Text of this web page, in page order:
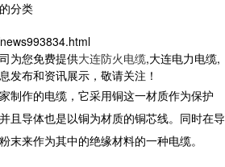
分类
为您免费提供大连防火电缆,大连电力电缆,
发布和资讯展示，敬请关注！
制作的电缆，它采用铜这一材质作为保护
且导体也是以铜为材质的铜芯线。同时在导
末来作为其中的绝缘材料的一种电缆。